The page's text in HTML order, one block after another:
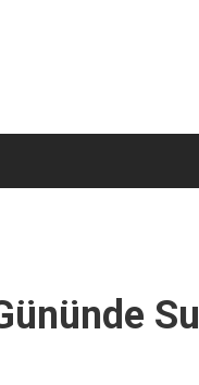
Su